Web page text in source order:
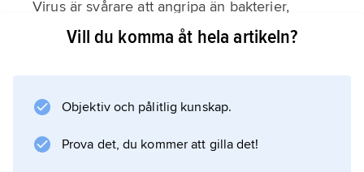
Virus är svårare att angripa än bakterier,
eftersom virusförökningen sker inuti
värdorganismen. Virologisk och farmakologisk
forskning har emellertid kartlagt och utnyttjat
Vill du komma åt hela artikeln?
Objektiv och pålitlig kunskap.
Prova det, du kommer att gilla det!